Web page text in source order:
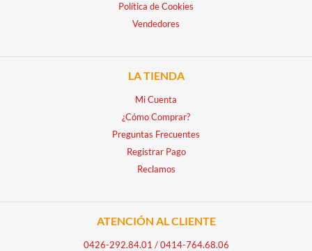
Política de Cookies
Vendedores
LA TIENDA
Mi Cuenta
¿Cómo Comprar?
Preguntas Frecuentes
Registrar Pago
Reclamos
ATENCIÓN AL CLIENTE
0426-292.84.01 /0414-764.68.06